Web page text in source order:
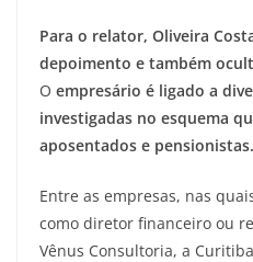
Para o relator, Oliveira
depoimento e também
O empresário é ligado a
investigadas no esquema
aposentados e pensionistas.
Entre as empresas, nas
como diretor financeiro ou
Vênus Consultoria, a